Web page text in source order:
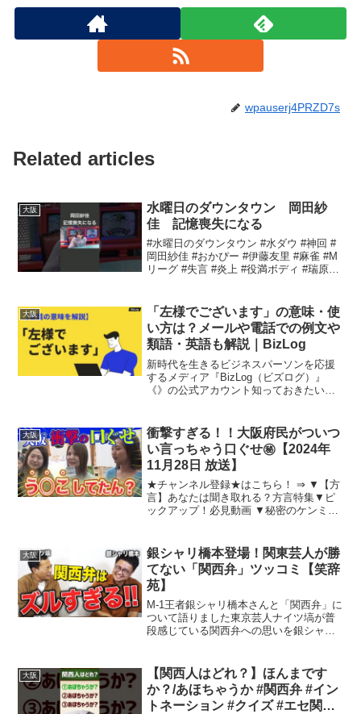
wpauserj4PRZD7s
Related articles
大阪
水曜日のダウンタウン 岡田紗
佳 記憶喪失になる
#水曜日のダウンタウン #水ダウ #神回 #
岡田紗佳 #おかぴー #伊藤友里 #麻雀 #M
リーグ #失言 #炎上 #役満ボディ #瑞原明
純正九連宝...
大阪
「左様でございます」の意味・使
い方は？メールや電話での例文や
類語・英語も解説｜BizLog
新時代を生きるビジネスパーソンを応援
するメディア『BizLog（ビズログ）』
《》の公式アカウント知っておきたいビ
知りたい方・新時代でも活躍できるビジ
ネスパーソンを目指す...
大阪
衝撃すぎる！！大阪府民がついつ
い言っちゃう口ぐせ㊙️【2024年
11月28日 放送】
★チャンネル登録★はこちら！ ⇒ ▼【方
言】あなたは聞き取れる？方言特集▼ピ
ックアップ！必見動画 ▼秘密のケンミン
ェック！▼公式サブチャンネル「秘密
の...
大阪
銀シャリ橋本登場！関東芸人が勝
てない「関西弁」ツッコミ【笑辞
苑】
M-1王者銀シャリ橋本さんと「関西弁」に
ついて語りました東京芸人ナイツ塙が普
段感じている関西弁への思いを銀シャリ
化の魅力関西弁は日本の地域言語の中で
非常に特...
大阪
【関西人はどれ？】ほんまです
か？/あほちゃうか #関西弁 #イン
トネーション #クイズ #エセ関西